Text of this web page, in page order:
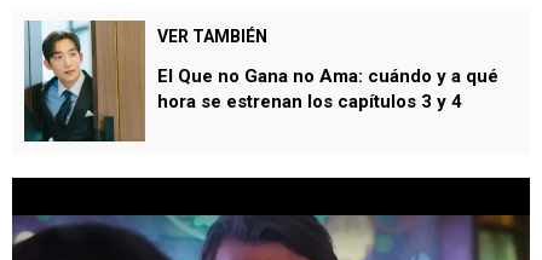
VER TAMBIÉN
El Que no Gana no Ama: cuándo y a qué
hora se estrenan los capítulos 3 y 4